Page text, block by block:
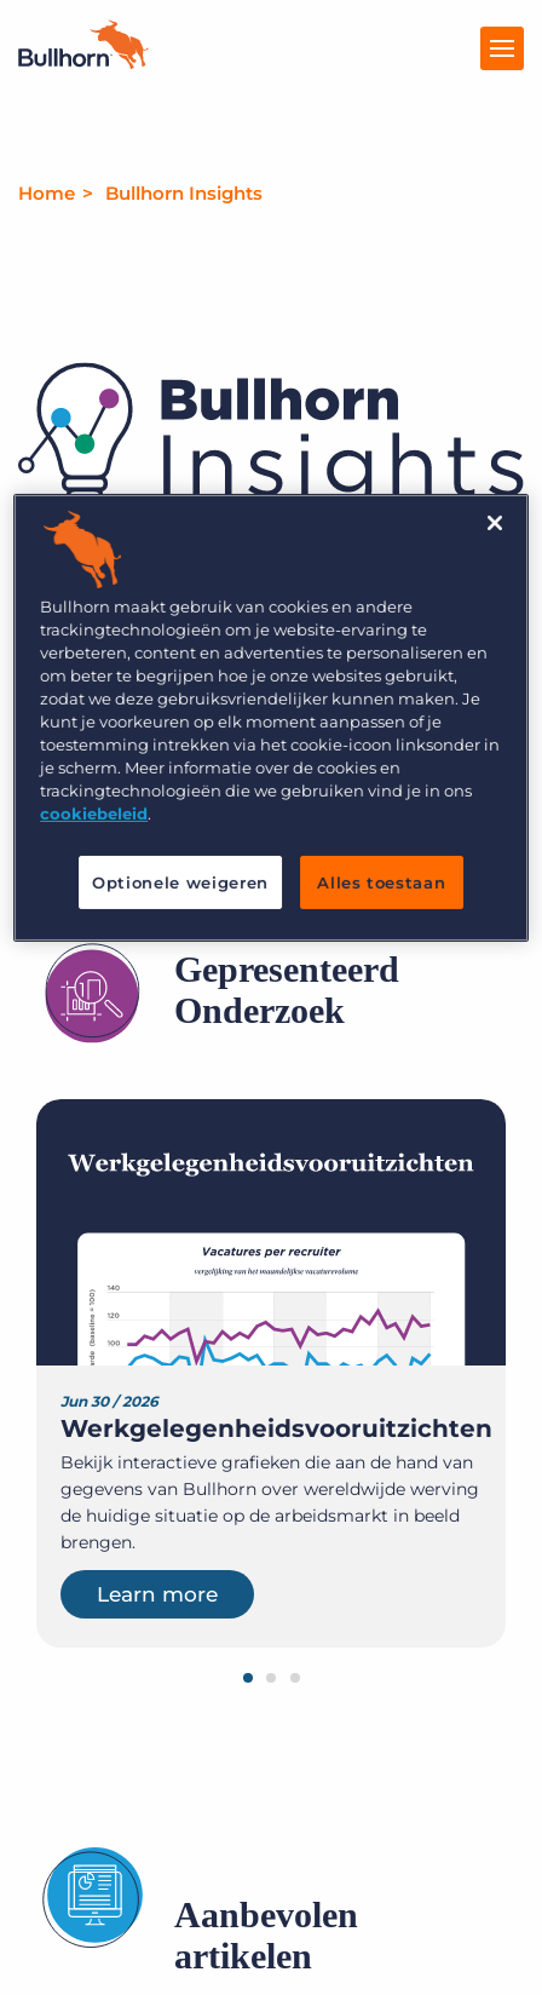
Over Ons
Vraag een demo aan
Home Bullhorn Insights
Jouw dagelijkse dosis
recruitment intelligence
Lees meer over
Gepresenteerd
Onderzoek
Jun 30 / 2026
Werkgelegenheidsvooruitzichten
Bekijk interactieve grafieken die aan de hand van
gegevens van Bullhorn over wereldwijde werving
de huidige situatie op de arbeidsmarkt in beeld
brengen.
Learn more
Bullhorn maakt gebruik van cookies en andere
trackingtechnologieën om je website-ervaring te
verbeteren, content en advertenties te personaliseren en
om beter te begrijpen hoe je onze websites gebruikt,
zodat we deze gebruiksvriendelijker kunnen maken. Je
kunt je voorkeuren op elk moment aanpassen of je
toestemming intrekken via het cookie-icoon linksonder in
je scherm. Meer informatie over de cookies en
trackingtechnologieën die we gebruiken vind je in ons
cookiebeleid.
Optionele weigeren Alles toestaan